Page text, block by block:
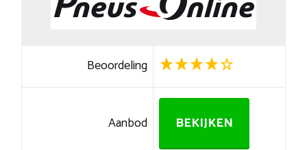
Beoordeling
Aanbod BEKIJKEN